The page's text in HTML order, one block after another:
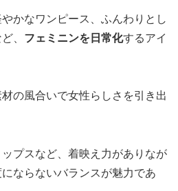
かなワンピース、ふんわりとし
、 フェミニンを日常化するアイ
の風合いで女性らしさを引き出
プスなど、着映え力がありなが
ならないバランスが魅力であ